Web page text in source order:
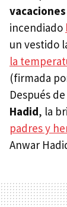
incendiado
un vestido
la
(firmada
Después
Hadid, la
padres y
Anwar